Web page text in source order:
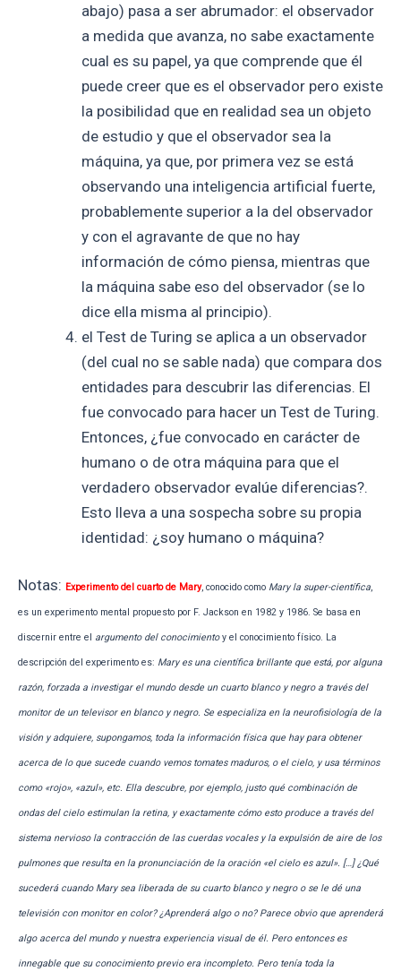
abajo) pasa a ser abrumador: el observador
a medida que avanza, no sabe exactamente
cual es su papel, ya que comprende que él
puede creer que es el observador pero existe
la posibilidad que en realidad sea un objeto
de estudio y que el observador sea la
máquina, ya que, por primera vez se está
observando una inteligencia artificial fuerte,
probablemente superior a la del observador
y con el agravante de que no hay
información de cómo piensa, mientras que
la máquina sabe eso del observador (se lo
dice ella misma al principio).
el Test de Turing se aplica a un observador
(del cual no se sable nada) que compara dos
entidades para descubrir las diferencias. El
fue convocado para hacer un Test de Turing.
Entonces, ¿fue convocado en carácter de
humano o de otra máquina para que el
verdadero observador evalúe diferencias?.
Esto lleva a una sospecha sobre su propia
identidad: ¿soy humano o máquina?
Notas: Experimento del cuarto de Mary, conocido como Mary la super-científica,
es un experimento mental propuesto por F. Jackson en 1982 y 1986. Se basa en
discernir entre el argumento del conocimientoy el conocimiento físico. La
descripción del experimento es: Mary es una científica brillante que está, por alguna
razón, forzada a investigar el mundo desde un cuarto blanco y negro a través del
monitor de un televisor en blanco y negro. Se especializa en la neurofisiología de la
visión y adquiere, supongamos, toda la información física que hay para obtener
acerca de lo que sucede cuando vemos tomates maduros, o el cielo, y usa términos
como «rojo», «azul», etc. Ella descubre, por ejemplo, justo qué combinación de
ondas del cielo estimulan la retina, y exactamente cómo esto produce a través del
sistema nervioso la contracción de las cuerdas vocales y la expulsión de aire de los
pulmones que resulta en la pronunciación de la oración «el cielo es azul». […] ¿Qué
sucederá cuando Mary sea liberada de su cuarto blanco y negro o se le dé una
televisión con monitor en color? ¿Aprenderá algo o no? Parece obvio que aprenderá
algo acerca del mundo y nuestra experiencia visual de él. Pero entonces es
innegable que su conocimiento previo era incompleto. Pero tenía toda la